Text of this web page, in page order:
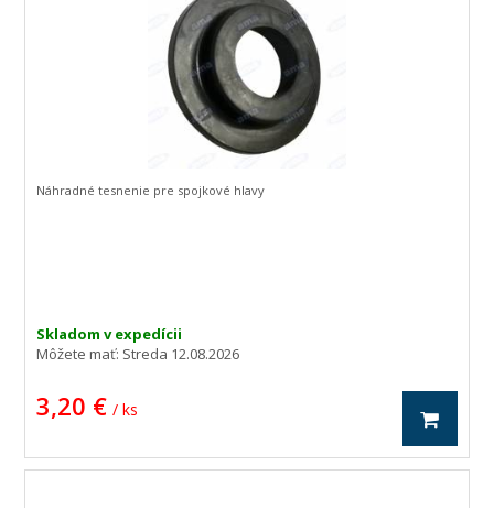
Skladom v expedícii
Môžete mať: Streda 12.08.2026
3,20 € / ks
Náhradné tesnenie pre spojkové hlavy